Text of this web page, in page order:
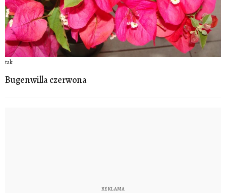
tak
Bugenwilla czerwona